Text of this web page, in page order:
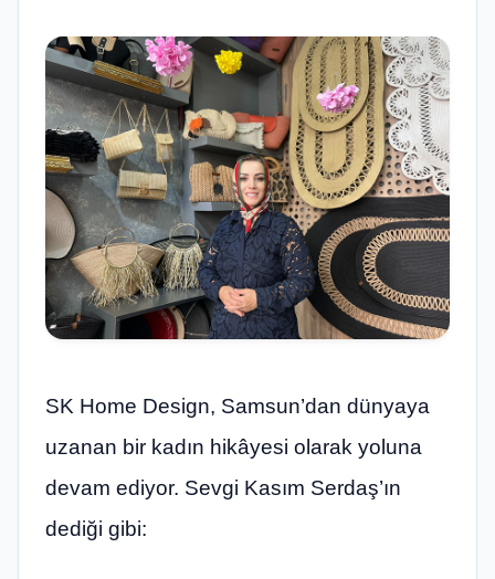
SK Home Design, Samsun’dan dünyaya
uzanan bir kadın hikâyesi olarak yoluna
devam ediyor. Sevgi Kasım Serdaş’ın
dediği gibi: